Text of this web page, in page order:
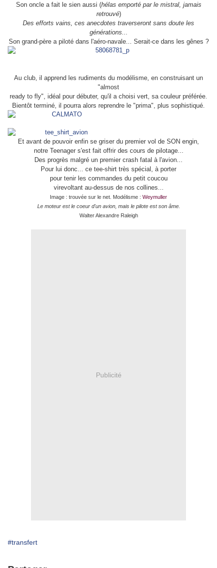
Son oncle a fait le sien aussi (hélas emporté par le mistral, jamais
retrouvé)
Des efforts vains, ces anecdotes traverseront sans doute les
générations...
Son grand-père a piloté dans l'aéro-navale... Serait-ce dans les gênes ?
Au club, il apprend les rudiments du modélisme, en construisant un
"almost
ready to fly", idéal pour débuter, qu'il a choisi vert, sa couleur préférée.
Bientôt terminé, il pourra alors reprendre le "prima", plus sophistiqué.
Et avant de pouvoir enfin se griser du premier vol de SON engin,
notre Teenager s'est fait offrir des cours de pilotage...
Des progrès malgré un premier crash fatal à l'avion...
Pour lui donc... ce tee-shirt très spécial, à porter
pour tenir les commandes du petit coucou
virevoltant au-dessus de nos collines...
Image : trouvée sur le net. Modélisme : Weymuller
Le moteur est le coeur d'un avion, mais le pilote est son âme.
Walter Alexandre Raleigh
Publicité
#transfert